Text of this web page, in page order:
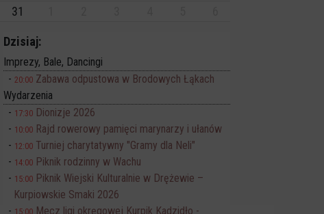
31
Dzisiaj:
Imprezy, Bale, Dancingi
20:00 Zabawa odpustowa w Brodowych Łąkach
Wydarzenia
17:30 Dionizje 2026
10:00 Rajd rowerowy pamięci marynarzy i ułanów
12:00 Turniej charytatywny "Gramy dla Neli"
14:00 Piknik rodzinny w Wachu
15:00 Piknik Wiejski Kulturalnie w Drężewie –
Kurpiowskie Smaki 2026
15:00 Mecz ligi okręgowej Kurpik Kadzidło -